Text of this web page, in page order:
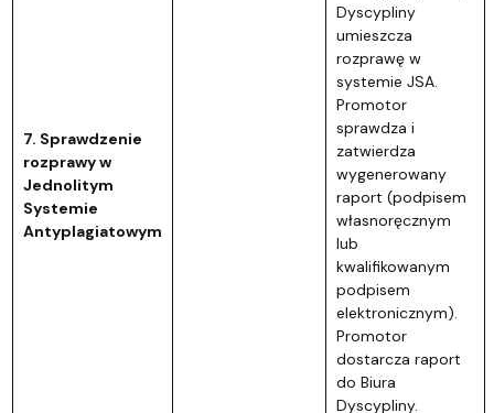
7. Sprawdzenie
rozprawy w
Jednolitym
Systemie
Antyplagiatowym
Dyscypliny
umieszcza
rozprawę w
systemie JSA.
Promotor
sprawdza i
zatwierdza
wygenerowany
raport (podpisem
własnoręcznym
lub
kwalifikowanym
podpisem
elektronicznym).
Promotor
dostarcza raport
do Biura
Dyscypliny.